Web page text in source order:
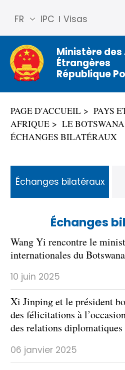
IPC Visas
FR
简体
中文
Engli
sh
Русс
Espa
ñol
Ministère
Étrangères
République
PAGE D'ACCUEIL
PAYS
AFRIQUE
LE BOTSWANA
ÉCHANGES BILATÉRAUX
Échanges
Wang Yi rencontre le
internationales du
10 juin 2025
Xi Jinping et le président
des félicitations à
des relations diplomatiques
06 janvier 2025
Échanges bilatéraux